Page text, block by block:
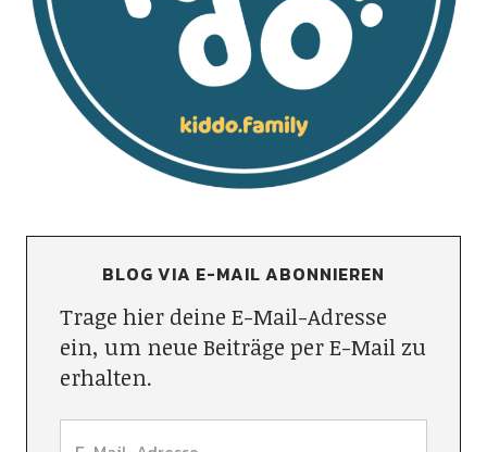
BLOG VIA E-MAIL ABONNIEREN
Trage hier deine E-Mail-Adresse
ein, um neue Beiträge per E-Mail zu
erhalten.